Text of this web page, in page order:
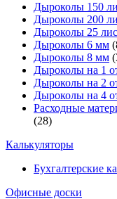
Дыроколы 150
Дыроколы 200
Дыроколы 25
Дыроколы 6 мм
Дыроколы 8 мм
Дыроколы на 1
Дыроколы на 2
Дыроколы на 4
Расходные
(28)
Калькуляторы
Бухгалтерские
Офисные доски